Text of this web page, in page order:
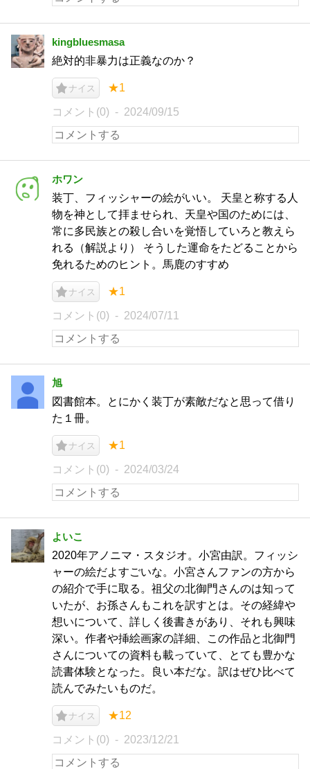
kingbluesmasa
絶対的非暴力は正義なのか？
ナイス ★1
コメント(0) 2024/09/15
ホワン
装丁、フィッシャーの絵がいい。 天皇と称する人
物を神として拝ませられ、天皇や国のためには、
常に多民族との殺し合いを覚悟していろと教えら
れる（解説より） そうした運命をたどることから
免れるためのヒント。馬鹿のすすめ
ナイス ★1
コメント(0) 2024/07/11
旭
図書館本。とにかく装丁が素敵だなと思って借り
た１冊。
ナイス ★1
コメント(0) 2024/03/24
よいこ
2020年アノニマ・スタジオ。小宮由訳。フィッシ
ャーの絵だよすごいな。小宮さんファンの方から
の紹介で手に取る。祖父の北御門さんのは知って
いたが、お孫さんもこれを訳すとは。その経緯や
想いについて、詳しく後書きがあり、それも興味
深い。作者や挿絵画家の詳細、この作品と北御門
さんについての資料も載っていて、とても豊かな
読書体験となった。良い本だな。訳はぜひ比べて
読んでみたいものだ。
ナイス ★12
コメント(0) 2023/12/21